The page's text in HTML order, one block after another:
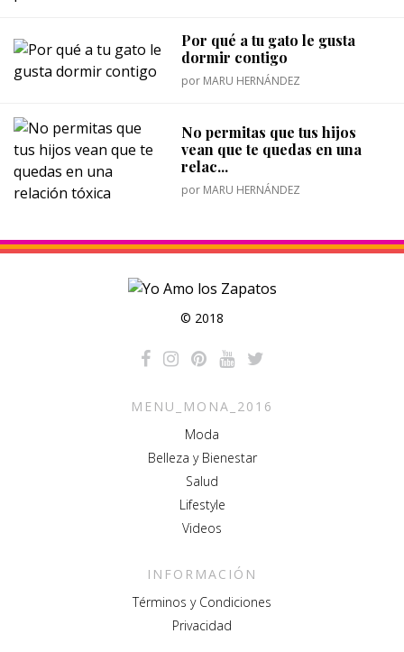
Por qué a tu gato le gusta
dormir contigo
por MARU HERNÁNDEZ
No permitas que tus hijos
vean que te quedas en una
relac...
por MARU HERNÁNDEZ
© 2018
MENU_MONA_2016
Moda
Belleza y Bienestar
Salud
Lifestyle
Videos
INFORMACIÓN
Términos y Condiciones
Privacidad